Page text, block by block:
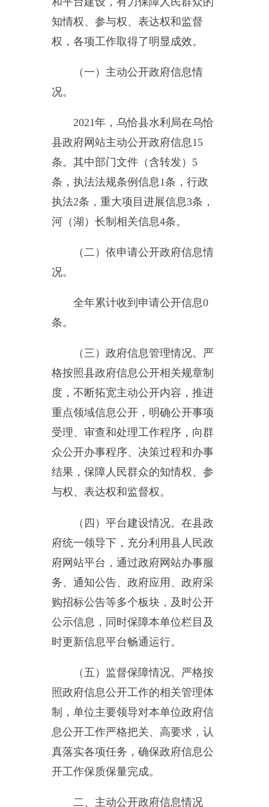
条，执法法规条例信息1条，行政
执法2条，重大项目进展信息3条，
河（湖）长制相关信息4条。
（二）依申请公开政府信息情
况。
（三）政府信息管理情况。严
格按照县政府信息公开相关规章制
重点领域信息公开，明确公开事项
受理、审查和处理工作程序，向群
众公开办事程序、决策过程和办事
与权、表达权和监督权。
（四）平台建设情况。在县政
府统一领导下，充分利用县人民政
务、通知公告、政府应用、政府采
购招标公告等多个板块，及时公开
公示信息，同时保障本单位栏目及
时更新信息平台畅通运行。
（五）监督保障情况。 严格按
照政府信息公开工作的相关管理体
制，单位主要领导对本单位政府信
息公开工作严格把关、高要求，认
开工作保质保量完成。
二、主动公开政府信息情况
信息
内容
本年制 发
件数
本年废止
件数
现行有效
件数
规范
性文
件
0 0 0